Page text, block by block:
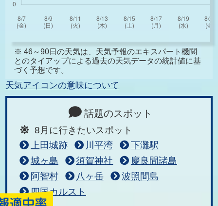
※ 46～90日の天気は、天気予報のエキスパート機関
とのタイアップによる過去の天気データの統計値に基
づく予想です。
天気アイコンの意味について
話題のスポット
8月に行きたいスポット
上田城跡
川平湾
下灘駅
城ヶ島
須賀神社
慶良間諸島
阿智村
八ヶ岳
波照間島
四国カルスト